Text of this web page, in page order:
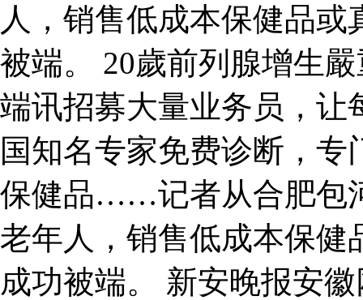
人，销售低成本保健品
被端。 20歲前列腺增生
端讯招募大量业务员，让
国知名专家免费诊断，
保健品……记者从合肥包
老年人，销售低成本保健
成功被端。 新安晚报安